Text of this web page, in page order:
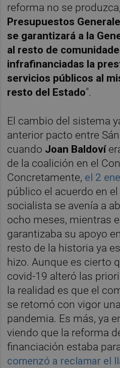
reforma no se produzca,
Presupuestos
se garantizará a la
al resto de
infrafinanciadas la
servicios públicos al
resto del Estado".
El cambio del sistema
anterior pacto entre
cuando Joan Baldoví
de la coalición en el
Concretamente, el 2
público el acuerdo en
socialista se avenía a
ocho meses, mientras
garantizaba su apoyo
resto de la historia ya
hizo. Aunque es cierto
covid-19 alteró las
la realidad es que el
se retomó con vigor
pandemia. Es más, ya
viendo que la reforma
financiación estaba
comenzó a reclamar el